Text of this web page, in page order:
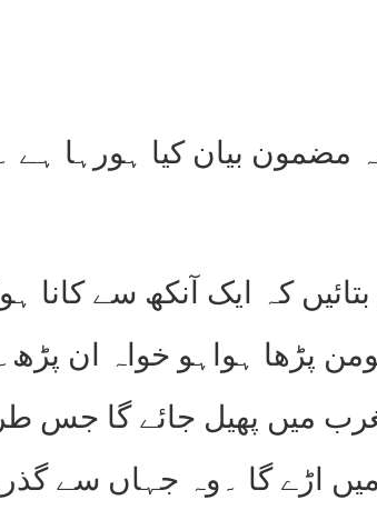
بیان کیا ہورہا ہے
کہ ایک آنکھ سے کانا
پڑھا ہواہو خواہ ان
میں پھیل جائے گا جس
اڑے گا ۔وہ جہاں سے